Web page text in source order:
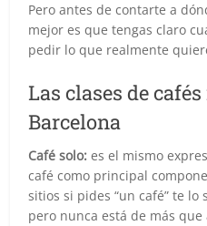
Pero antes de contarte a
mejor es que tengas claro
pedir lo que realmente
Las clases de
Barcelona
Café solo: es el mismo
café como principal
sitios si pides “un café” te
pero nunca está de más que